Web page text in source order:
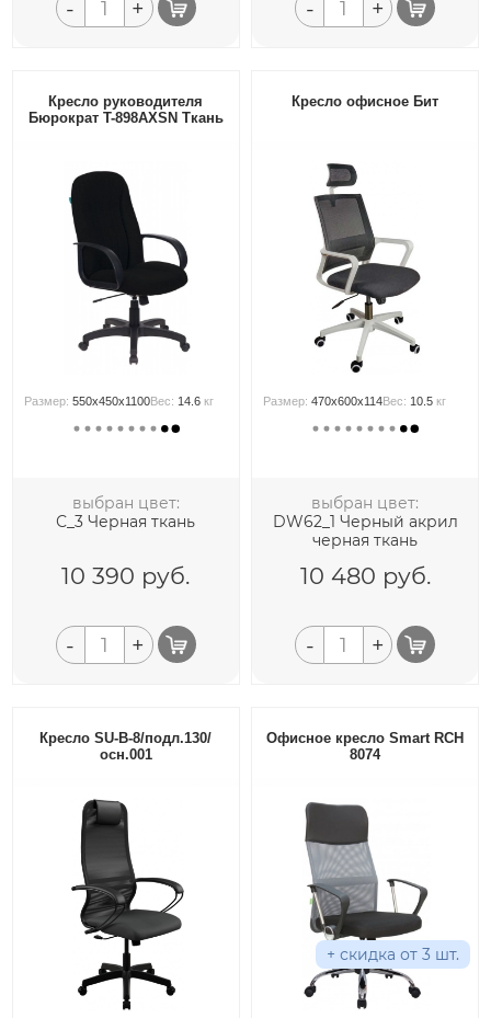
- + - +
Кресло руководителя
Бюрократ T-898AXSN Ткань
Размер:550x450x1100Вес: 14.6 кг
выбран цвет:
С_3 Черная ткань
10 390 руб.
- +
Кресло офисное Бит
Размер:470x600x114Вес: 10.5 кг
выбран цвет:
DW62_1 Черный акрил
черная ткань
10 480 руб.
- +
Кресло SU-B-8/подл.130/
осн.001
Офисное кресло Smart RCH
8074
+ скидка от 3 шт.